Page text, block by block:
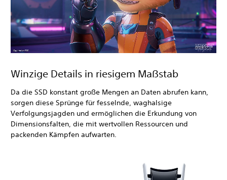
Winzige Details in riesigem Maßstab
Da die SSD konstant große Mengen an Daten abrufen kann,
sorgen diese Sprünge für fesselnde, waghalsige
Verfolgungsjagden und ermöglichen die Erkundung von
Dimensionsfalten, die mit wertvollen Ressourcen und
packenden Kämpfen aufwarten.